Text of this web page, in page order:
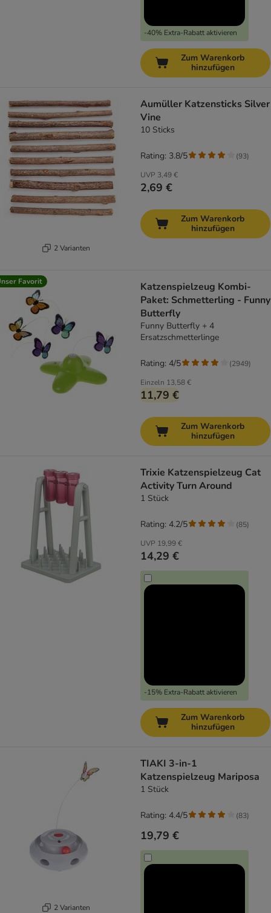
-40% Extra-Rabatt aktivieren
Zum Warenkorb
hinzufügen
2 Varianten
Aumüller Katzensticks Silver
Vine
10 Sticks
UVP 3,49 €
2,69 €
Rating: 3.8/5 (93)
Zum Warenkorb
hinzufügen
Favorit
Katzenspielzeug Kombi-
Paket: Schmetterling - Funny
Butterfly
Funny Butterfly + 4
Ersatzschmetterlinge
Einzeln 13,58 €
11,79 €
Rating: 4/5 (2949)
Zum Warenkorb
hinzufügen
Trixie Katzenspielzeug Cat
Activity Turn Around
1 Stück
UVP 19,99 €
14,29 €
-15% Extra-Rabatt aktivieren
Rating: 4.2/5 (85)
Zum Warenkorb
hinzufügen
2 Varianten
TIAKI 3-in-1
Katzenspielzeug Mariposa
1 Stück
19,79 €
Rating: 4.4/5 (83)